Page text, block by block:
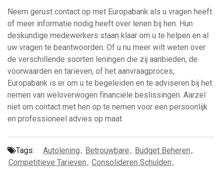
Neem gerust contact op met Europabank als u vragen heeft
of meer informatie nodig heeft over lenen bij hen. Hun
deskundige medewerkers staan klaar om u te helpen en al
uw vragen te beantwoorden. Of u nu meer wilt weten over
de verschillende soorten leningen die zij aanbieden, de
voorwaarden en tarieven, of het aanvraagproces,
Europabank is er om u te begeleiden en te adviseren bij het
nemen van weloverwogen financiële beslissingen. Aarzel
niet om contact met hen op te nemen voor een persoonlijk
en professioneel advies op maat.
Tags: Autolening, Betrouwbare, Budget Beheren,
Competitieve Tarieven, Consolideren Schulden,